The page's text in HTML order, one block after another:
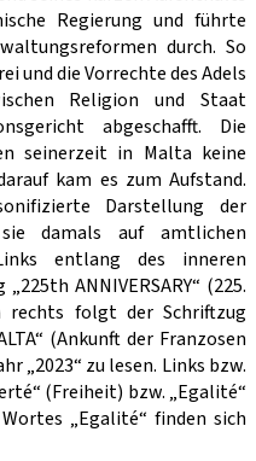
Regierung und führte
durch. So
und die Vorrechte des Adels
Religion und Staat
abgeschafft. Die
seinerzeit in Malta keine
kam es zum Aufstand.
Darstellung der
damals auf amtlichen
entlang des inneren
ANNIVERSARY“ (225.
rechts folgt der Schriftzug
(Ankunft der Franzosen
„2023“ zu lesen. Links bzw.
(Freiheit) bzw. „Egalité“
„Egalité“ finden sich